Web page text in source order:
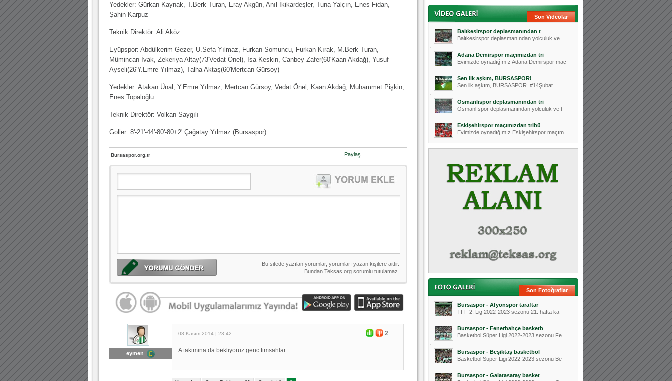
Yedekler: Gürkan Kaynak, T.Berk Turan, Eray Akgün, Anıl İkikardeşler, Tuna Yalçın, Enes Fidan,
Şahin Karpuz
Teknik Direktör: Ali Aköz
Eyüpspor: Abdülkerim Gezer, U.Sefa Yılmaz, Furkan Somuncu, Furkan Kırak, M.Berk Turan,
Mümincan İvak, Zekeriya Altay(73'Vedat Önel), İsa Keskin, Canbey Zafer(60'Kaan Akdağ), Yusuf
Ayseli(26'Y.Emre Yılmaz), Talha Aktaş(60'Mertcan Gürsoy)
Yedekler: Atakan Ünal, Y.Emre Yılmaz, Mertcan Gürsoy, Vedat Önel, Kaan Akdağ, Muhammet Pişkin,
Enes Topaloğlu
Teknik Direktör: Volkan Saygılı
Goller: 8'-21'-44'-80'-80+2' Çağatay Yılmaz (Bursaspor)
Bursaspor.org.tr Paylaş
eymen
08 Kasım 2014 | 23:42 2
A takimina da bekliyoruz genc timsahlar
Son Videolar
Balıkesirspor deplasmanından t
Balıkesirspor deplasmanından yolculuk ve
Adana Demirspor maçımızdan tri
Evimizde oynadığımız Adana Demirspor maç
Sen ilk aşkım, BURSASPOR!
Sen ilk aşkım, BURSASPOR. #14Şubat
Osmanlıspor deplasmanından tri
Osmanlıspor deplasmanından yolculuk ve t
Eskişehirspor maçımızdan tribü
Evimizde oynadığımız Eskişehirspor maçım
Son Fotoğraflar
Bursaspor - Afyonspor taraftar
TFF 2. Lig 2022-2023 sezonu 21. hafta ka
Bursaspor - Fenerbahçe basketb
Basketbol Süper Ligi 2022-2023 sezonu Fe
Bursaspor - Beşiktaş basketbol
Basketbol Süper Ligi 2022-2023 sezonu Be
Bursaspor - Galatasaray basket